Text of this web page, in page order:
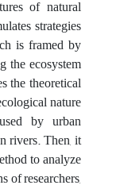
of natural
strategies
is framed by
the ecosystem
the theoretical
nature
by urban
rivers. Then, it
to analyze
of researchers,